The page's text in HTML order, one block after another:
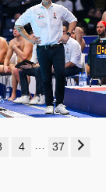
4 37